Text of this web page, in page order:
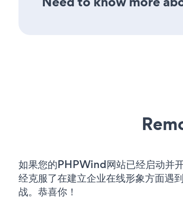
如果您的PHPWind网站已经启动并
经克服了在建立企业在线形象方面遇
战。恭喜你！